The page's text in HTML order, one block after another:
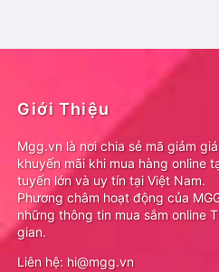
Giới Thiệu
Mgg.vn là nơi chia sẻ mã giảm
khuyến mãi khi mua hàng online
tuyến lớn và uy tín tại Việt Nam.
Phương châm hoạt động của
những thông tin mua sắm online
gian.
Liên hệ: hi@mgg.vn